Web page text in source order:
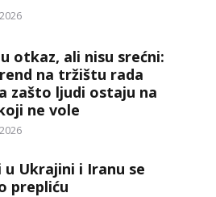
otkaz, ali nisu srećni:
na tržištu rada
zašto ljudi ostaju na
ne vole
u Ukrajini i Iranu se
prepliću